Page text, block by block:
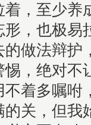
，至少养
，也极易
做法辩护
，绝对不
着多嘱咐
关，但我